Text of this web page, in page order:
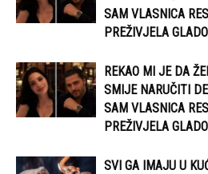
SAM VLASNICA
PREŽIVJELA
REKAO MI JE DA
SMIJE NARUČITI
SAM VLASNICA
PREŽIVJELA
SVI GA IMAJU U